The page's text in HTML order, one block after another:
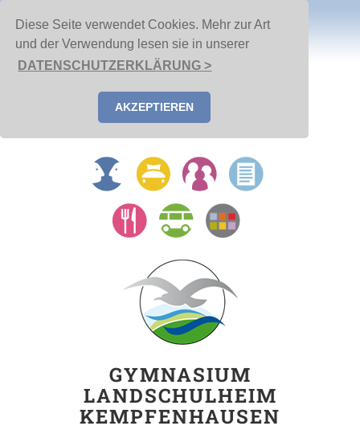
Diese Seite verwendet Cookies. Mehr zur Art
und der Verwendung lesen sie in unserer
DATENSCHUTZERKLÄRUNG >
AKZEPTIEREN
GYMNASIUM
LANDSCHULHEIM
KEMPFENHAUSEN